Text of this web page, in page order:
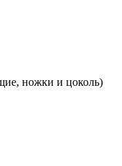
ножки и цоколь)